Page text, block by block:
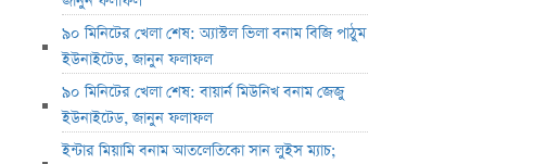
৯০ মিনিটের খেলা শেষ: অ্যাস্টল ভিলা বনাম বিজি পাঠুম
ইউনাইটেড, জানুন ফলাফল
৯০ মিনিটের খেলা শেষ: বায়ার্ন মিউনিখ বনাম জেজু
ইউনাইটেড, জানুন ফলাফল
ইন্টার মিয়ামি বনাম আতলেতিকো সান লুইস ম্যাচ;